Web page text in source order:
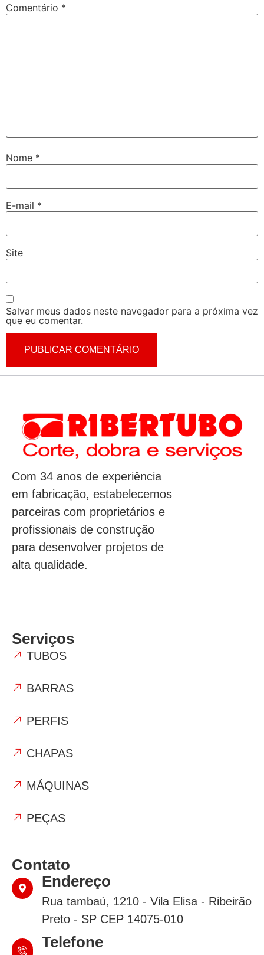
Comentário *
Nome *
E-mail *
Site
Salvar meus dados neste navegador para a próxima vez
que eu comentar.
Com 34 anos de experiência
em fabricação, estabelecemos
parceiras com proprietários e
profissionais de construção
para desenvolver projetos de
alta qualidade.
Serviços
TUBOS
BARRAS
PERFIS
CHAPAS
MÁQUINAS
PEÇAS
Contato
Endereço
Rua tambaú, 1210 - Vila Elisa - Ribeirão
Preto - SP CEP 14075-010
Telefone